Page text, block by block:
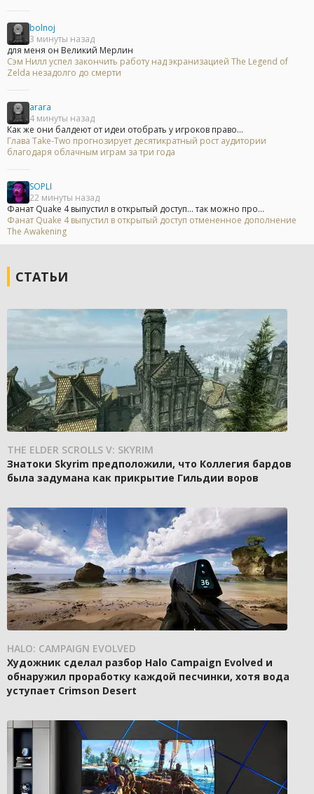
bolnoj
3 минуты назад
для меня он Великий Мерлин
Сэм Нилл успел закончить работу над экранизацией The Legend of
Zelda незадолго до смерти
arara
4 минуты назад
Как же они балдеют от идеи отобрать у игроков право...
Глава Take-Two прогнозирует десятикратный рост аудитории
благодаря облачным играм за три года
SOPLI
22 минуты назад
Фанат Quake 4 выпустил в открытый доступ... так можно про...
Фанат Quake 4 выпустил в открытый доступ отмененное дополнение
The Awakening
СТАТЬИ
THE ELDER SCROLLS V: SKYRIM
Знатоки Skyrim предположили, что Коллегия бардов
была задумана как прикрытие Гильдии воров
HALO: CAMPAIGN EVOLVED
Художник сделал разбор Halo Campaign Evolved и
обнаружил проработку каждой песчинки, хотя вода
уступает Crimson Desert